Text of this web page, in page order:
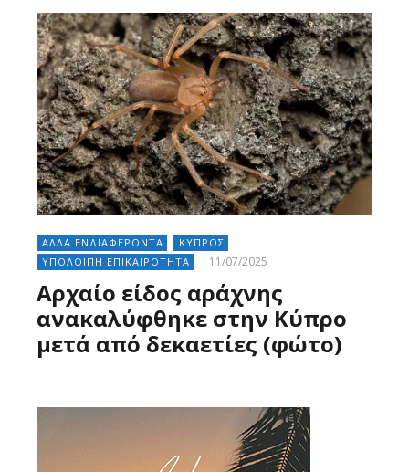
ΑΛΛΑ ΕΝΔΙΑΦΕΡΟΝΤΑ
ΚΥΠΡΟΣ
ΥΠΟΛΟΙΠΗ ΕΠΙΚΑΙΡΟΤΗΤΑ
11/07/2025
Αρχαίο είδος αράχνης
ανακαλύφθηκε στην Κύπρο
μετά από δεκαετίες (φώτο)